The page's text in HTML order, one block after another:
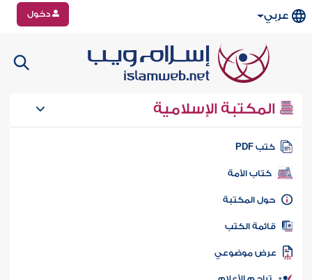
عربي دخول
المكتبة الإسلامية
كتب PDF
كتاب الأمة
المكتبة
الكتب